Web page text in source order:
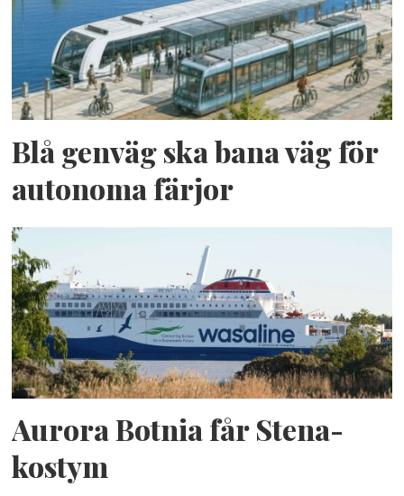
Blå genväg ska bana väg för
autonoma färjor
Aurora Botnia får Stena-
kostym